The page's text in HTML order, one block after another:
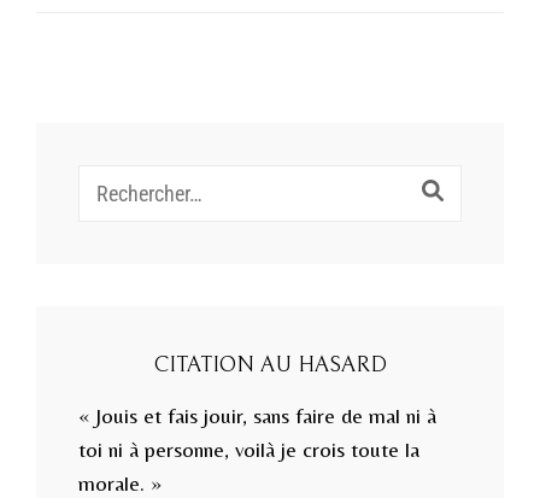
Recherche
CITATION AU HASARD
« Jouis et fais jouir, sans faire de mal ni à
toi ni à personne, voilà je crois toute la
morale. »